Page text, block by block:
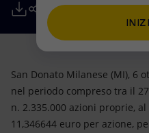
Net Zero
Modello satellitare
Energia accessibile
Innovazione
Collaborazioni per
Attività nel mondo
Mobilità
San Donato Milanese (MI), 6
nel periodo compreso tra il
n. 2.335.000 azioni proprie,
11,346644 euro per azione,